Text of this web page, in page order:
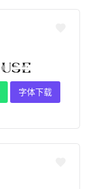
字体下载